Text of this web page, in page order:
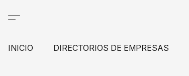
INICIO DIRECTORIOS DE EMPRESAS